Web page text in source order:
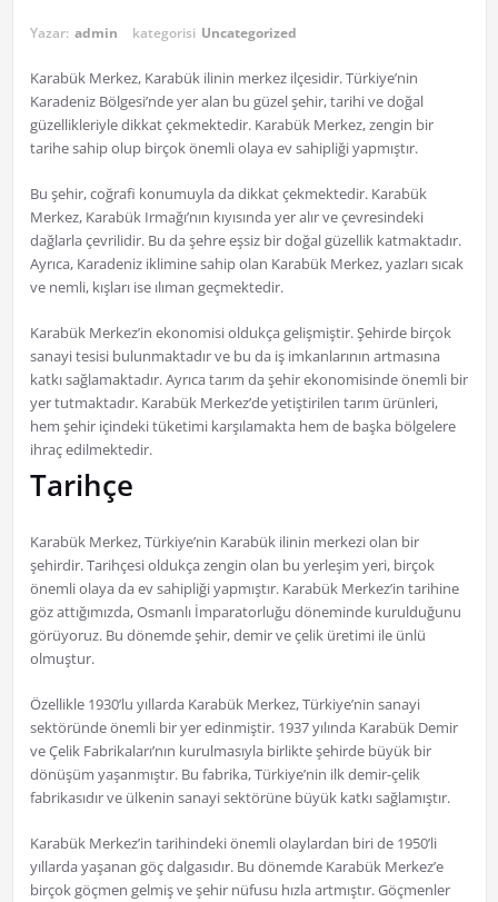
Yazar: admin kategorisi Uncategorized
Karabük Merkez, Karabük ilinin merkez ilçesidir. Türkiye’nin
Karadeniz Bölgesi’nde yer alan bu güzel şehir, tarihi ve doğal
güzellikleriyle dikkat çekmektedir. Karabük Merkez, zengin bir
tarihe sahip olup birçok önemli olaya ev sahipliği yapmıştır.
Bu şehir, coğrafi konumuyla da dikkat çekmektedir. Karabük
Merkez, Karabük Irmağı’nın kıyısında yer alır ve çevresindeki
dağlarla çevrilidir. Bu da şehre eşsiz bir doğal güzellik katmaktadır.
Ayrıca, Karadeniz iklimine sahip olan Karabük Merkez, yazları sıcak
ve nemli, kışları ise ılıman geçmektedir.
Karabük Merkez’in ekonomisi oldukça gelişmiştir. Şehirde birçok
sanayi tesisi bulunmaktadır ve bu da iş imkanlarının artmasına
katkı sağlamaktadır. Ayrıca tarım da şehir ekonomisinde önemli bir
yer tutmaktadır. Karabük Merkez’de yetiştirilen tarım ürünleri,
hem şehir içindeki tüketimi karşılamakta hem de başka bölgelere
ihraç edilmektedir.
Tarihçe
Karabük Merkez, Türkiye’nin Karabük ilinin merkezi olan bir
şehirdir. Tarihçesi oldukça zengin olan bu yerleşim yeri, birçok
önemli olaya da ev sahipliği yapmıştır. Karabük Merkez’in tarihine
göz attığımızda, Osmanlı İmparatorluğu döneminde kurulduğunu
görüyoruz. Bu dönemde şehir, demir ve çelik üretimi ile ünlü
olmuştur.
Özellikle 1930’lu yıllarda Karabük Merkez, Türkiye’nin sanayi
sektöründe önemli bir yer edinmiştir. 1937 yılında Karabük Demir
ve Çelik Fabrikaları’nın kurulmasıyla birlikte şehirde büyük bir
dönüşüm yaşanmıştır. Bu fabrika, Türkiye’nin ilk demir-çelik
fabrikasıdır ve ülkenin sanayi sektörüne büyük katkı sağlamıştır.
Karabük Merkez’in tarihindeki önemli olaylardan biri de 1950’li
yıllarda yaşanan göç dalgasıdır. Bu dönemde Karabük Merkez’e
birçok göçmen gelmiş ve şehir nüfusu hızla artmıştır. Göçmenler